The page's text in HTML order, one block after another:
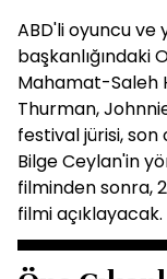
ABD'li oyuncu ve
başkanlığındaki
Mahamat-Saleh
Thurman,
festival jürisi, son
Bilge Ceylan'in
filminden sonra,
filmi açıklayacak.